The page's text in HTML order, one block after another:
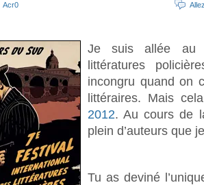
Acr0
Je suis allée au
littératures
incongru quand on
littéraires. Mais
2012. Au cours de
plein d’auteurs que
Tu as deviné